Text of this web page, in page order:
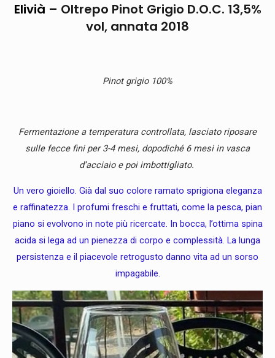
Elivià – Oltrepo Pinot Grigio D.O.C. 13,5%
vol, annata 2018
Pinot grigio 100%
Fermentazione a temperatura controllata, lasciato riposare
sulle fecce fini per 3-4 mesi, dopodiché 6 mesi in vasca
d’acciaio e poi imbottigliato.
Un vero gioiello. Già dal suo colore ramato sprigiona eleganza
e raffinatezza. I profumi freschi e fruttati, come la pesca, pian
piano si evolvono in note più ricercate. In bocca, l’ottima spina
acida si lega ad un pienezza di corpo e complessità. La lunga
persistenza e il piacevole retrogusto danno vita ad un sorso
impagabile.